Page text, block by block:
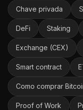
Chave privada
DeFi Staking
Exchange (CEX)
Smart contract
Como comprar
Proof of Work